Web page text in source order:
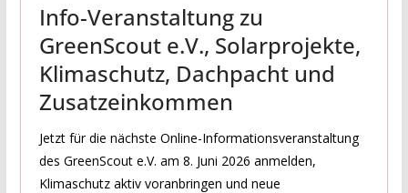
Info-Veranstaltung zu
GreenScout e.V., Solarprojekte,
Klimaschutz, Dachpacht und
Zusatzeinkommen
Jetzt für die nächste Online-Informationsveranstaltung
des GreenScout e.V. am 8. Juni 2026 anmelden,
Klimaschutz aktiv voranbringen und neue